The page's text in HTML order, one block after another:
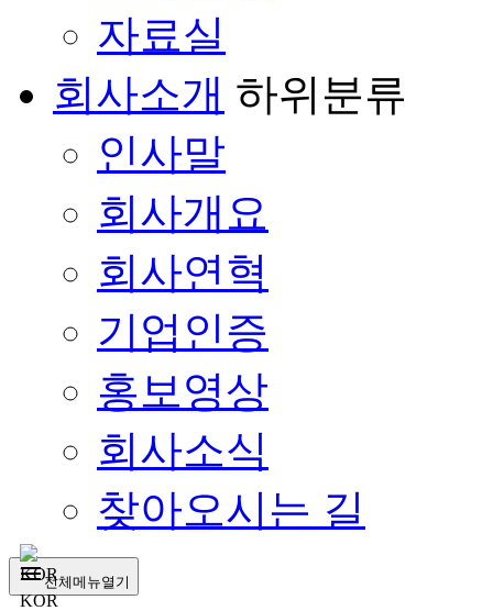
자료실
회사소개 하위분류
인사말
회사개요
회사연혁
기업인증
홍보영상
회사소식
찾아오시는 길
KOR
menu전체메뉴열기